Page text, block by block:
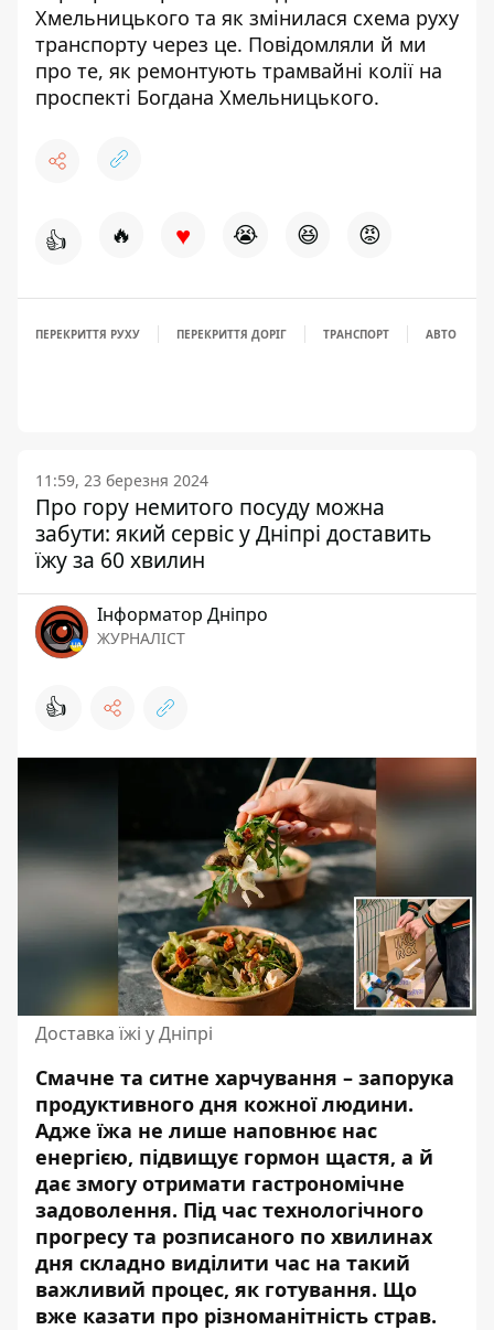
Хмельницького та як змінилася схема руху
транспорту через це. Повідомляли й ми
про те, як ремонтують трамвайні колії на
проспекті Богдана Хмельницького.
👍 🔥 ♥ 😭 😆 😡
ПЕРЕКРИТТЯ РУХУ ПЕРЕКРИТТЯ ДОРІГ ТРАНСПОРТ АВТО
11:59, 23 березня 2024
Про гору немитого посуду можна
забути: який сервіс у Дніпрі доставить
їжу за 60 хвилин
Інформатор Дніпро
ЖУРНАЛІСТ
👍
Доставка їжі у Дніпрі
Смачне та ситне харчування – запорука
продуктивного дня кожної людини.
Адже їжа не лише наповнює нас
енергією, підвищує гормон щастя, а й
дає змогу отримати гастрономічне
задоволення. Під час технологічного
прогресу та розписаного по хвилинах
дня складно виділити час на такий
важливий процес, як готування. Що
вже казати про різноманітність страв.